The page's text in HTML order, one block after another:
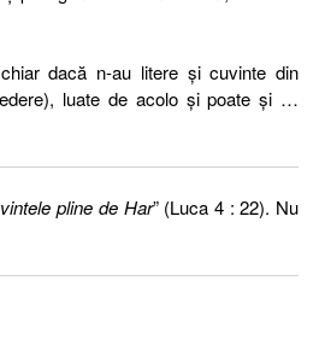
dacă n-au litere şi cuvinte din
luate de acolo şi poate şi …
pline de Har” (Luca 4 : 22). Nu